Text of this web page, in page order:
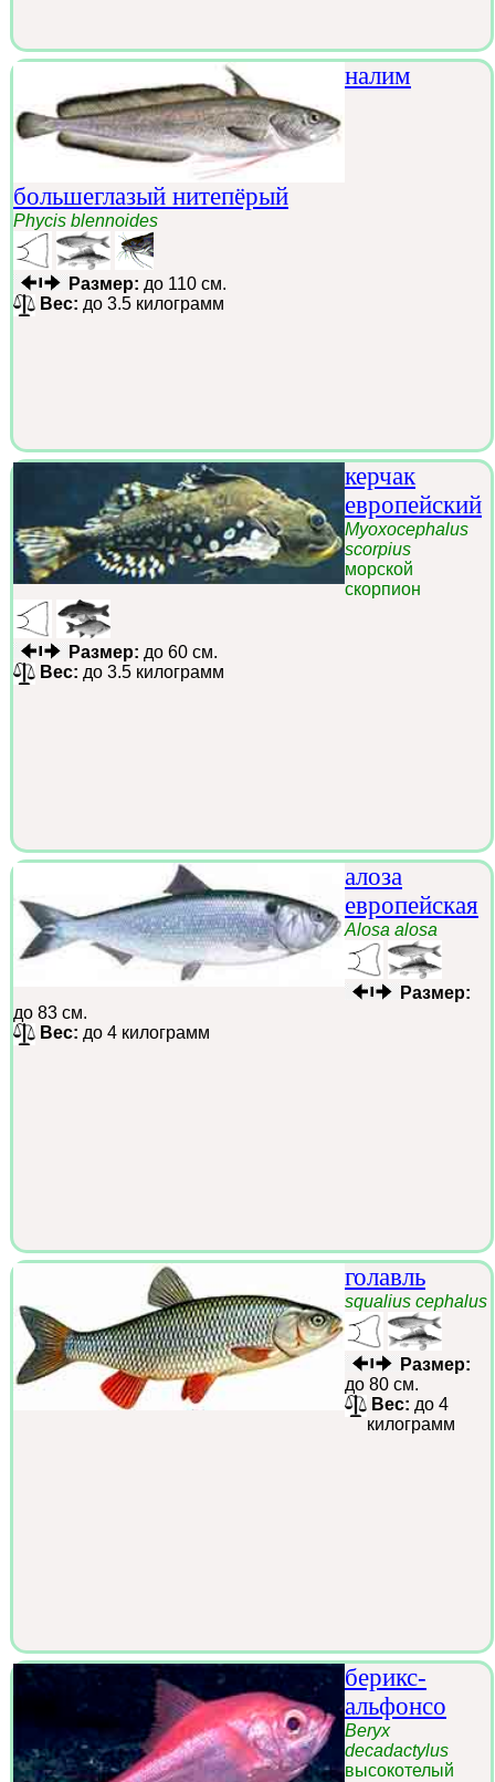
налим
большеглазый нитепёрый
Phycis blennoides
Размер: до 110 см.
Вес: до 3.5 килограмм
керчак
европейский
Myoxocephalus
scorpius
морской
скорпион
Размер: до 60 см.
Вес: до 3.5 килограмм
алоза
европейская
Alosa alosa
Размер:
до 83 см.
Вес: до 4 килограмм
голавль
squalius cephalus
Размер:
до 80 см.
Вес: до 4
килограмм
берикс-
альфонсо
Beryx
decadactylus
высокотелый